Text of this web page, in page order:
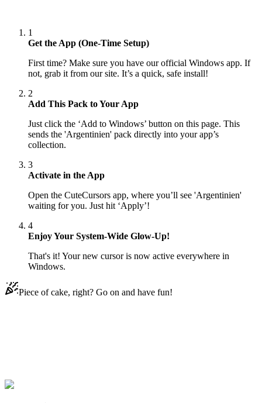
1
Get the App (One-Time Setup)
First time? Make sure you have our official Windows app. If
not, grab it from our site. It’s a quick, safe install!
2
Add This Pack to Your App
Just click the ‘Add to Windows’ button on this page. This
sends the 'Argentinien' pack directly into your app’s
collection.
3
Activate in the App
Open the CuteCursors app, where you’ll see 'Argentinien'
waiting for you. Just hit ‘Apply’!
4
Enjoy Your System-Wide Glow-Up!
That's it! Your new cursor is now active everywhere in
Windows.
Piece of cake, right? Go on and have fun!
Explore All Collections